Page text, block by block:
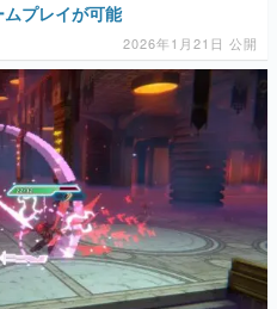
プレイが可能
2026年1月21日 公開